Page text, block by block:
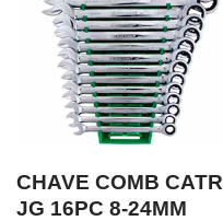
CHAVE COMB CATR
JG 16PC 8-24MM